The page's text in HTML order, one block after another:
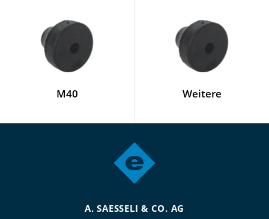
M40 Weitere
A. SAESSELI & CO. AG